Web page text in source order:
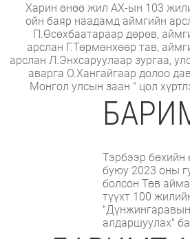
Харин өнөө жил АХ-ын 103
ойн баяр наадамд аймгийн
П.Өсөхбаатараар дөрөв,
арслан Г.Төрмөнхөөр тав,
арслан Л.Энхсаруулаар зургаа,
аварга О.Хангайгаар долоо
Монгол улсын заан " цол
Тэрбээр бөхийн
буюу 2023 оны
болсон Төв
түүхт 100
алдаршуулах"